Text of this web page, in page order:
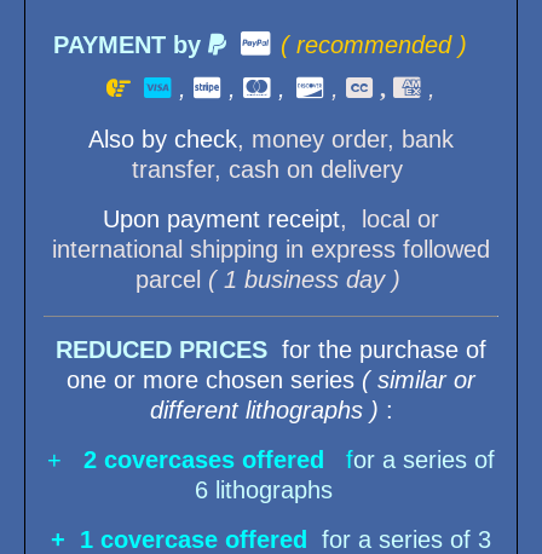
PAYMENT by   ( recommended )
  ,  ,  ,  ,  ,  ,
Also by check, money order, bank
transfer, cash on delivery
Upon payment receipt, local or
international shipping in express followed
parcel ( 1 business day )
REDUCED PRICES for the purchase of
one or more chosen series ( similar or
different lithographs ) :
+ 2 covercases offered for a series of
6 lithographs
+ 1 covercase offered
for a series of 3